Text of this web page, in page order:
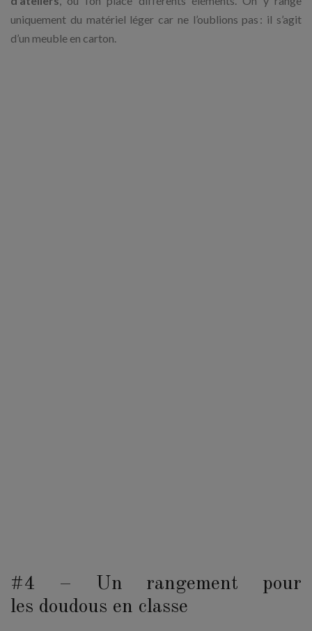
uniquement du matériel léger car ne l’oublions pas : il s’agit
d’un meuble en carton.
#4 – Un rangement pour
les doudous en classe